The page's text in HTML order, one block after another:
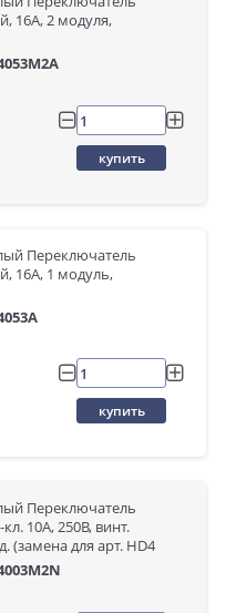
16А, 2 модуля,
купить
Переключатель
16А, 1 модуль,
купить
Переключатель
10А, 250В, винт.
(замена для арт. HD4